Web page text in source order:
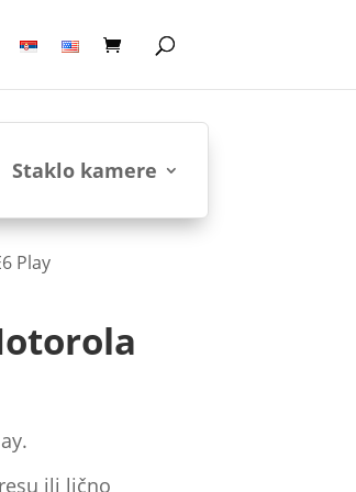
Staklo kamere
Play
ili lično